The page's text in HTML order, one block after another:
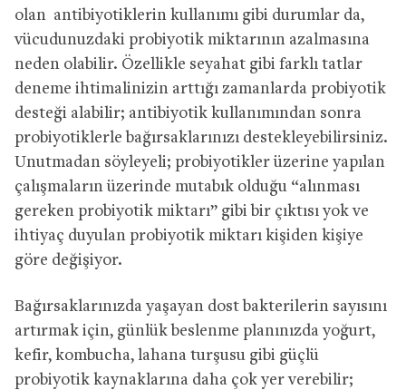
olan antibiyotiklerin kullanımı gibi durumlar da,
vücudunuzdaki probiyotik miktarının azalmasına
neden olabilir. Özellikle seyahat gibi farklı tatlar
deneme ihtimalinizin arttığı zamanlarda probiyotik
desteği alabilir; antibiyotik kullanımından sonra
probiyotiklerle bağırsaklarınızı destekleyebilirsiniz.
Unutmadan söyleyeli; probiyotikler üzerine yapılan
çalışmaların üzerinde mutabık olduğu “alınması
gereken probiyotik miktarı” gibi bir çıktısı yok ve
ihtiyaç duyulan probiyotik miktarı kişiden kişiye
göre değişiyor.
Bağırsaklarınızda yaşayan dost bakterilerin sayısını
artırmak için, günlük beslenme planınızda yoğurt,
kefir, kombucha, lahana turşusu gibi güçlü
probiyotik kaynaklarına daha çok yer verebilir;